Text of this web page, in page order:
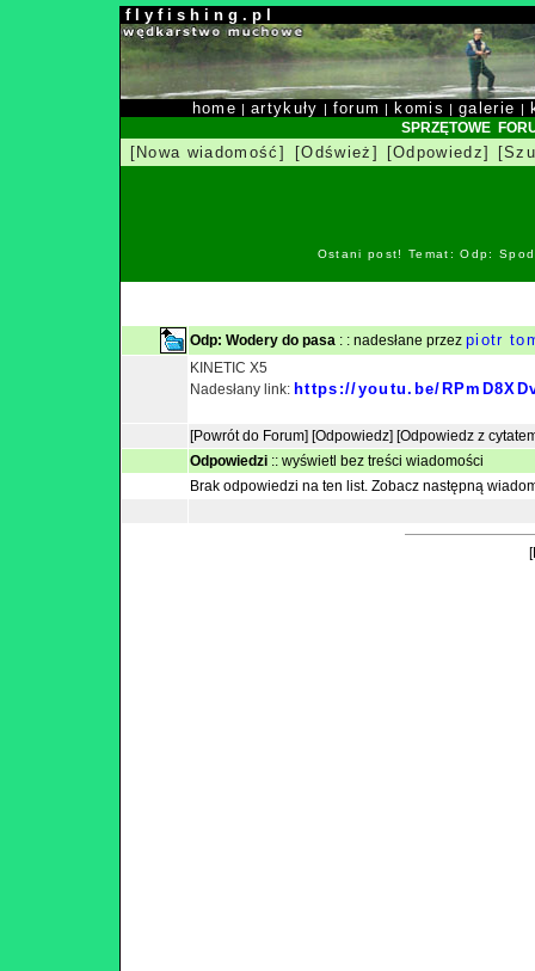
f l y f i s h i n g . p l
home |artykuły | forum | komis |galerie |
SPRZĘTOWE
[Nowa wiadomość] [Odśwież] [Odpowiedz]
Ostani post! Temat: Odp:
Odp: Wodery do pasa : : nadesłane przez piotr
KINETIC X5
Nadesłany link: https://youtu.be/
[Powrót do Forum] [Odpowiedz] [Odpowiedz z
Odpowiedzi :: wyświetl bez treści wiadomości
Brak odpowiedzi na ten list. Zobacz następną